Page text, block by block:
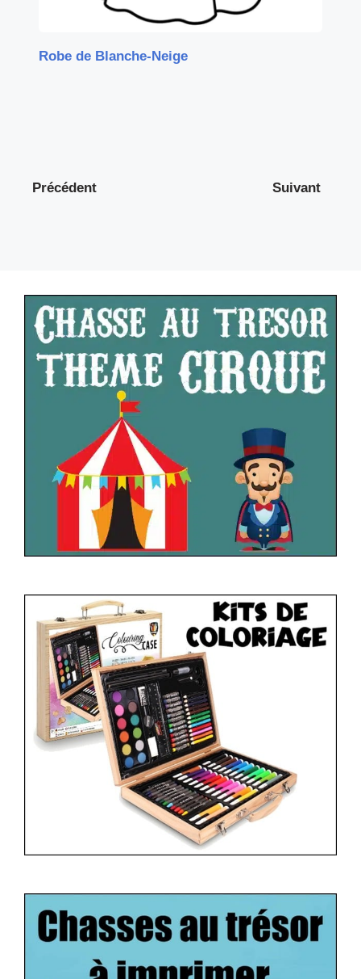
Robe de Blanche-Neige
Précédent Suivant